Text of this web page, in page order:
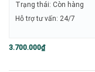
Trạng thái: Còn hàng
Hỗ trợ tư vấn: 24/7
3.700.000₫